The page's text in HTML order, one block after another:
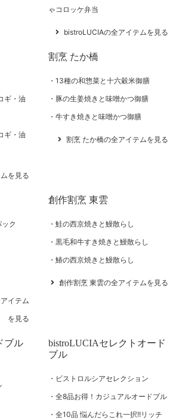
ゃコロッケ弁当
bistroLUCIAの全アイテムを見る
ギ・油
ギ・油
を見る
割烹 たか橋
13種の和惣菜と十六穀米御膳
豚の生姜焼きと味噌かつ御膳
牛すき焼きと味噌かつ御膳
割烹 たか橋の全アイテムを見る
ク
イテム
を見る
創作割烹 東雲
鮭の西京焼きと鰻散らし
黒毛和牛すき焼きと鰻散らし
鰆の西京焼きと鰻散らし
創作割烹 東雲の全アイテムを見る
ブル
bistroLUCIAセレクトオード
ブル
ビストロルシアセレクション
全8品お得！カジュアルオードブル
全10品 悩んだらこれ一択!!リッチ